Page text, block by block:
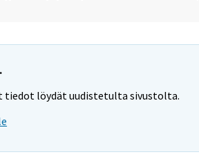
tiedot löydät uudistetulta sivustolta.